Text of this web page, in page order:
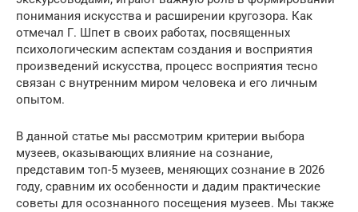
понимания искусства и расширении кругозора. Как
отмечал Г. Шпет в своих работах, посвященных
психологическим аспектам создания и восприятия
произведений искусства, процесс восприятия тесно
связан с внутренним миром человека и его личным
опытом.
В данной статье мы рассмотрим критерии выбора
музеев, оказывающих влияние на сознание,
представим топ-5 музеев, меняющих сознание в 2026
году, сравним их особенности и дадим практические
советы для осознанного посещения музеев. Мы также